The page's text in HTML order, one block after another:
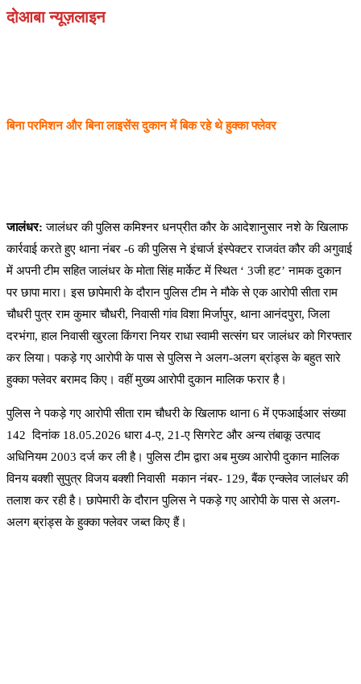
दोआबा न्यूज़लाइन
बिना परमिशन और बिना लाइसेंस दुकान में बिक रहे थे हुक्का फ्लेवर
जालंधर: जालंधर की पुलिस कमिश्नर धनप्रीत कौर के आदेशानुसार नशे के खिलाफ
कार्रवाई करते हुए थाना नंबर -6 की पुलिस ने इंचार्ज इंस्पेक्टर राजवंत कौर की अगुवाई
में अपनी टीम सहित जालंधर के मोता सिंह मार्केट में स्थित ‘ 3जी हट’ नामक दुकान
पर छापा मारा। इस छापेमारी के दौरान पुलिस टीम ने मौके से एक आरोपी सीता राम
चौधरी पुत्र राम कुमार चौधरी, निवासी गांव विशा मिर्जापुर, थाना आनंदपुरा, जिला
दरभंगा, हाल निवासी खुरला किंगरा नियर राधा स्वामी सत्संग घर जालंधर को गिरफ्तार
कर लिया। पकड़े गए आरोपी के पास से पुलिस ने अलग-अलग ब्रांड्स के बहुत सारे
हुक्का फ्लेवर बरामद किए। वहीं मुख्य आरोपी दुकान मालिक फरार है।
पुलिस ने पकड़े गए आरोपी सीता राम चौधरी के खिलाफ थाना 6 में एफआईआर संख्या
142 दिनांक 18.05.2026 धारा 4-ए, 21-ए सिगरेट और अन्य तंबाकू उत्पाद
अधिनियम 2003 दर्ज कर ली है। पुलिस टीम द्वारा अब मुख्य आरोपी दुकान मालिक
विनय बक्शी सुपुत्र विजय बक्शी निवासी मकान नंबर- 129, बैंक एन्क्लेव जालंधर की
तलाश कर रही है। छापेमारी के दौरान पुलिस ने पकड़े गए आरोपी के पास से अलग-
अलग ब्रांड्स के हुक्का फ्लेवर जब्त किए हैं।